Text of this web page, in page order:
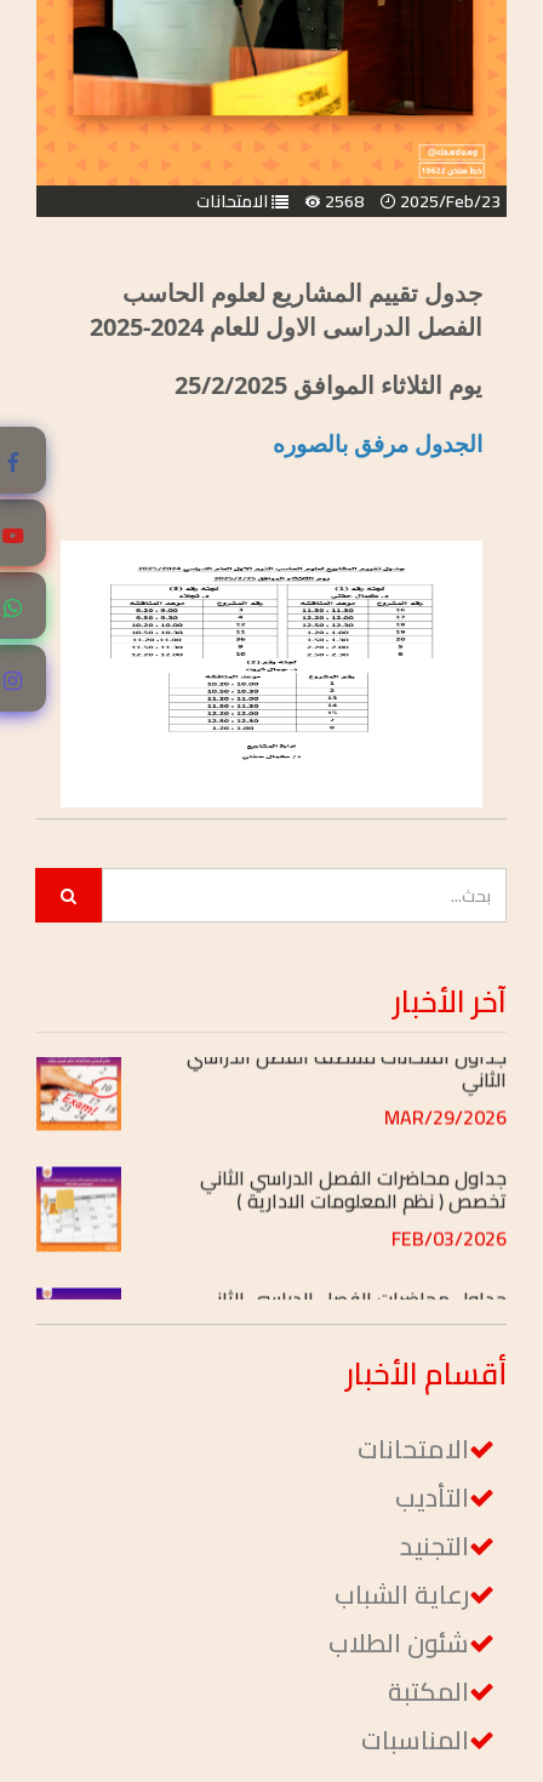
2025/Feb/23
2568 الامتحانات
جدول تقييم المشاريع لعلوم الحاسب
الفصل الدراسى الاول للعام 2024-2025
يوم الثلاثاء الموافق 25/2/2025
الجدول مرفق بالصوره
آخرالأخبار
نتائج مجلس التأديب
جداول مناقشات مشاريع التخرج
2026/JUN/07
جداول امتحانات نهاية الفصل الدراسى الثاني
جداول امتحانات منتصف الفصل الدراسي
الثاني
2026/MAR/29
تخصص ( نظم المعلومات الادارية )
2026/FEB/03
تخصص ( إدارة ومحاسبة )
2026/FEB/03
أقسامالأخبار
الامتحانات
التأديب
التجنيد
رعاية الشباب
شئون الطلاب
المكتبة
المناسبات